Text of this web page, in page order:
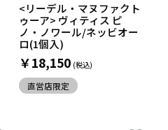
<リーデル・マヌファクト
ゥーア> ヴィティス ピ
ノ・ノワール/ネッビオー
ロ(1個入)
￥18,150
直営店限定